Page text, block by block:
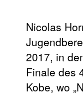
Nicolas
2017, in
Finale des
Kobe, wo